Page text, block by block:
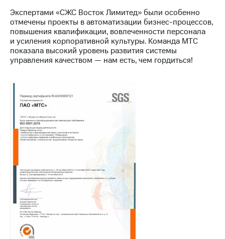
информации
Информация
акционерам
Документы
ПАО
"МТС"
Личный
кабинет
Акционерный
капитал
Контроль
Рынок
акций
приобретения
Экспертами «СЖС Восток Лимитед» были особенно
отмечены проекты в автоматизации бизнес-процессов,
повышения квалификации, вовлеченности персонала
и усиления корпоративной культуры. Команда МТС
показала высокий уровень развития системы
управления качеством — нам есть, чем гордиться!